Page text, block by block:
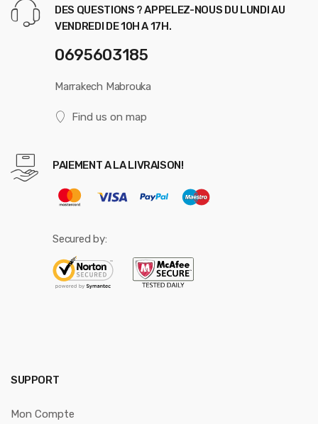
DES QUESTIONS ? APPELEZ-NOUS DU LUNDI AU
VENDREDI DE 10H A 17H.
0695603185
Marrakech Mabrouka
Find us on map
PAIEMENT A LA LIVRAISON!
Secured by:
SUPPORT
Mon Compte